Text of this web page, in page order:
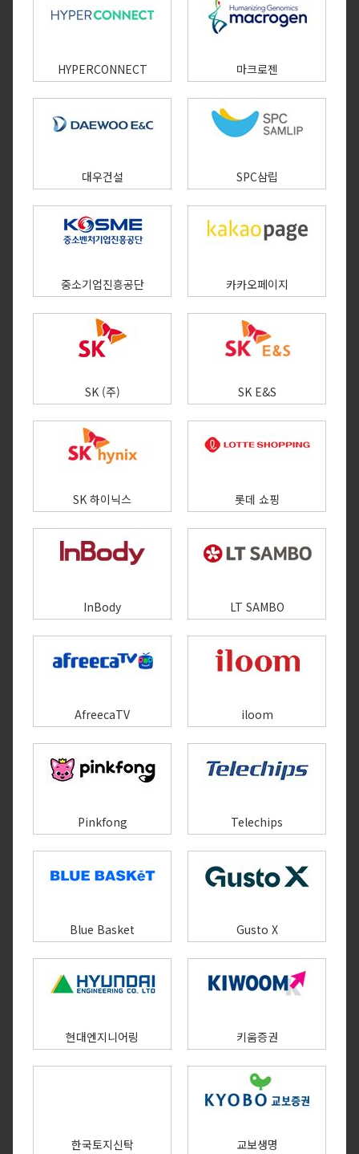
HYPERCONNECT 마크로젠
대우건설 SPC삼립
중소기업진흥공단 카카오페이지​
SK (주) SK E&S
SK 하이닉스 롯데 쇼핑
InBody LT SAMBO
AfreecaTV iloom
Pinkfong Telechips
Blue Basket Gusto X
현대엔지니어링 키움증권
한국토지신탁 교보생명